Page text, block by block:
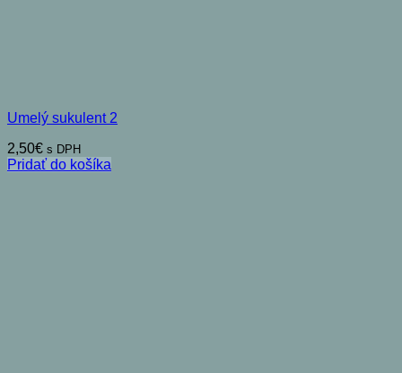
Umelý sukulent 2
2,50€ s DPH
Pridať do košíka